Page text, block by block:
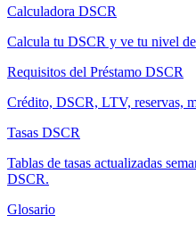
Calculadora DSCR
Calcula tu DSCR y ve tu nivel
Requisitos del Préstamo DSCR
Crédito, DSCR, LTV, reservas,
Tasas DSCR
Tablas de tasas actualizadas
DSCR.
Glosario